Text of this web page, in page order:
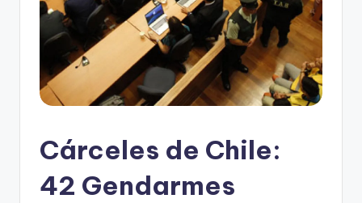
Cárceles de Chile:
42 Gendarmes